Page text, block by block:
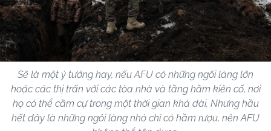
Sẽ là một ý tưởng hay, nếu AFU có những ngôi làng lớn
hoặc các thị trấn với các tòa nhà và tầng hầm kiên cố, nơi
họ có thể cầm cự trong một thời gian khá dài. Nhưng hầu
hết đây là những ngôi làng nhỏ chỉ có hầm rượu, nên AFU